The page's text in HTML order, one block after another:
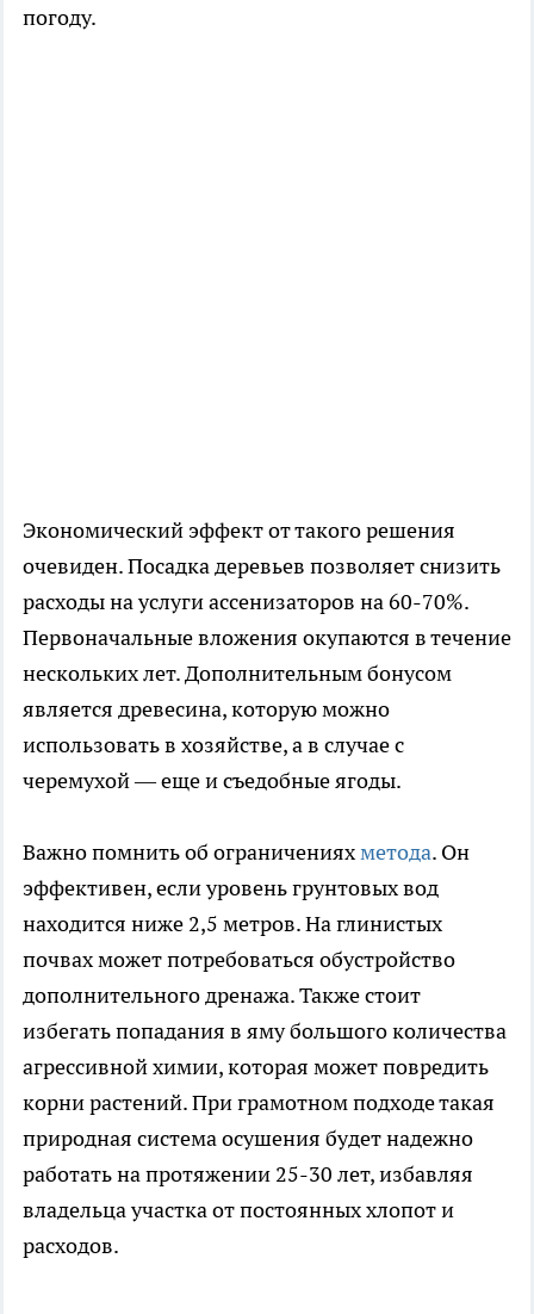
погоду.
Экономический эффект от такого решения
очевиден. Посадка деревьев позволяет снизить
расходы на услуги ассенизаторов на 60-70%.
Первоначальные вложения окупаются в течение
нескольких лет. Дополнительным бонусом
является древесина, которую можно
использовать в хозяйстве, а в случае с
черемухой — еще и съедобные ягоды.
Важно помнить об ограниченияхметода. Он
эффективен, если уровень грунтовых вод
находится ниже 2,5 метров. На глинистых
почвах может потребоваться обустройство
дополнительного дренажа. Также стоит
избегать попадания в яму большого количества
агрессивной химии, которая может повредить
корни растений. При грамотном подходе такая
природная система осушения будет надежно
работать на протяжении 25-30 лет, избавляя
владельца участка от постоянных хлопот и
расходов.